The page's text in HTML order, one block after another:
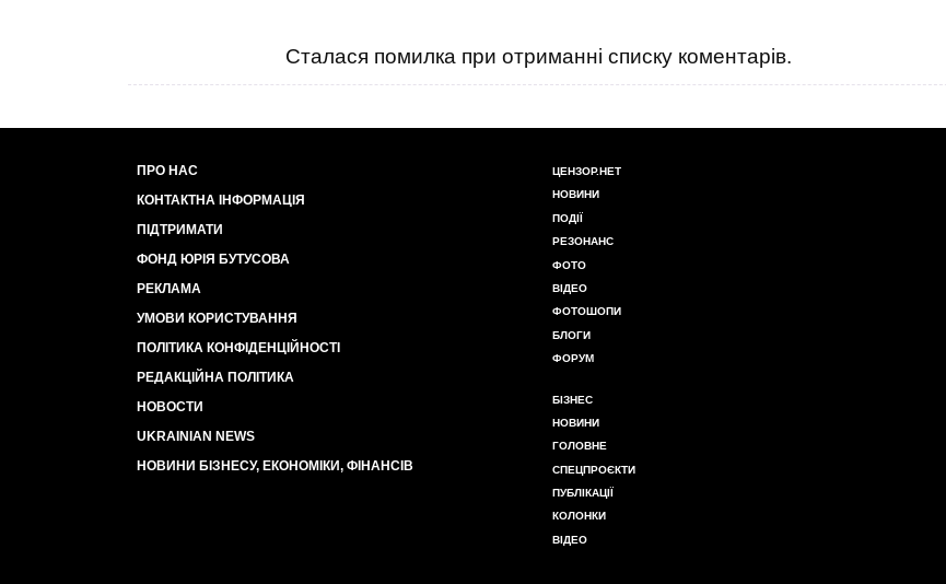
Сталася помилка при отриманні списку коментарів.
ПРО НАС
КОНТАКТНА ІНФОРМАЦІЯ
ПІДТРИМАТИ
ФОНД ЮРІЯ БУТУСОВА
РЕКЛАМА
УМОВИ КОРИСТУВАННЯ
ПОЛІТИКА КОНФІДЕНЦІЙНОСТІ
РЕДАКЦІЙНА ПОЛІТИКА
НОВОСТИ
UKRAINIAN NEWS
НОВИНИ БІЗНЕСУ, ЕКОНОМІКИ, ФІНАНСІВ
ЦЕНЗОР.НЕТ
НОВИНИ
ПОДІЇ
РЕЗОНАНС
ФОТО
ВІДЕО
ФОТОШОПИ
БЛОГИ
ФОРУМ
БІЗНЕС
НОВИНИ
ГОЛОВНЕ
СПЕЦПРОЄКТИ
ПУБЛІКАЦІЇ
КОЛОНКИ
ВІДЕО